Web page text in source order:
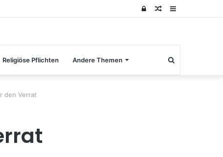
Random
Log
Religiöse Pflichten Andere Themen
den Verrat